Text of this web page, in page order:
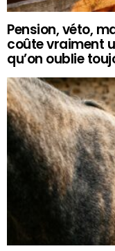
Pension, véto,
coûte vraiment
qu’on oublie